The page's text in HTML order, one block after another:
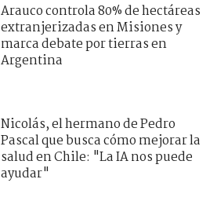
Arauco controla 80% de hectáreas
extranjerizadas en Misiones y
marca debate por tierras en
Argentina
Nicolás, el hermano de Pedro
Pascal que busca cómo mejorar la
salud en Chile: "La IA nos puede
ayudar"